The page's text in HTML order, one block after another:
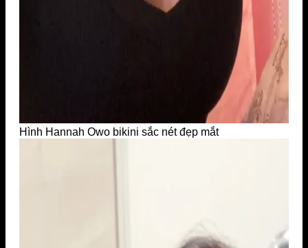
Hình Hannah Owo bikini sắc nét đẹp mắt